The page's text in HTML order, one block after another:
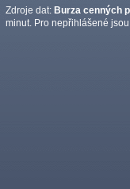
Zdroje dat: Burza cenných
minut. Pro nepřihlášené